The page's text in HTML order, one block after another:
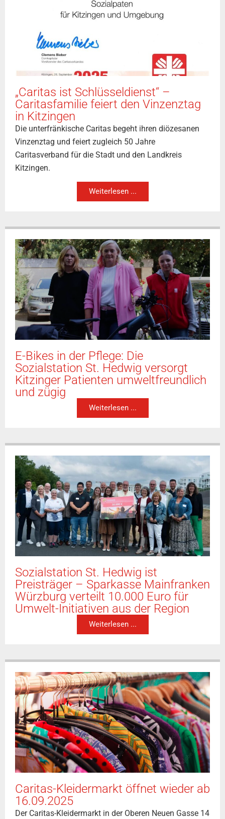
„Caritas ist Schlüsseldienst“ –
Caritasfamilie feiert den Vinzenztag
in Kitzingen
Die unterfränkische Caritas begeht ihren diözesanen
Vinzenztag und feiert zugleich 50 Jahre
Caritasverband für die Stadt und den Landkreis
Kitzingen.
Weiterlesen ...
E-Bikes in der Pflege: Die
Sozialstation St. Hedwig versorgt
Kitzinger Patienten umweltfreundlich
und zügig
Weiterlesen ...
Sozialstation St. Hedwig ist
Preisträger – Sparkasse Mainfranken
Würzburg verteilt 10.000 Euro für
Umwelt-Initiativen aus der Region
Weiterlesen ...
Caritas-Kleidermarkt öffnet wieder ab
16.09.2025
Der Caritas-Kleidermarkt in der Oberen Neuen Gasse 14